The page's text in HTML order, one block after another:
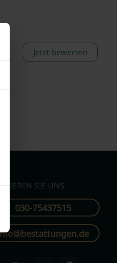
Jetzt bewerten
SIE UNS
030-75437515